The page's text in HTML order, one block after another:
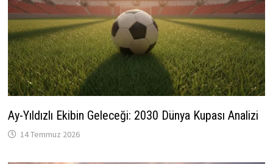
Ay-Yıldızlı Ekibin Geleceği: 2030 Dünya Kupası Analizi
14 Temmuz 2026